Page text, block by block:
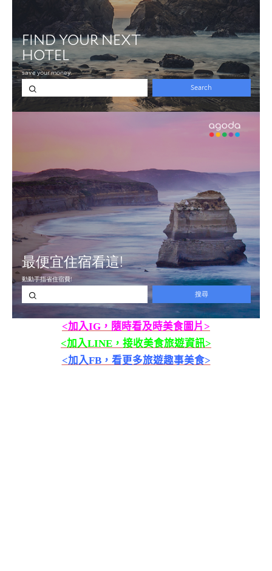
<加入IG，隨時看及時美食圖片>
<加入LINE，接收美食旅遊資訊>
<加入FB，看更多旅遊趣事美食>